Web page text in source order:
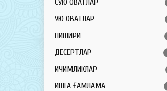
СУЮҚ ОВҚАТЛАР
ҚУЮҚ ОВҚАТЛАР
ПИШИРИҚ
ДЕСЕРТЛАР
ИЧИМЛИКЛАР
ҚИШГА ҒАМЛАМА